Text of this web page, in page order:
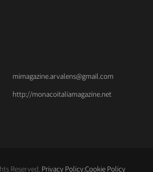
mimagazine.arvalens@gmail.com
http://monacoitaliamagazine.net
Reserved. Privacy Policy;Cookie Policy